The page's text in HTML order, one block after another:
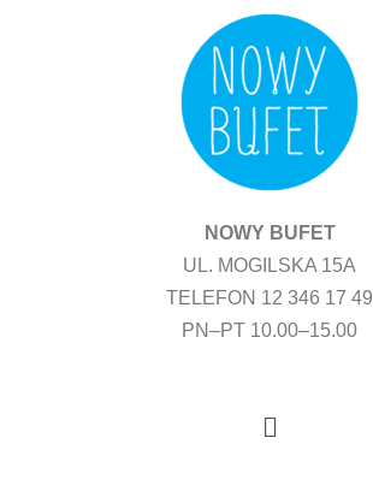
NOWY BUFET
UL. MOGILSKA 15A
TELEFON 12 346 17 49
PN–PT 10.00–15.00
Menu